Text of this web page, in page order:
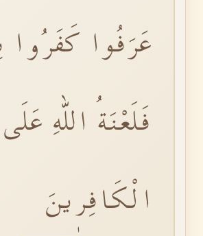
عَرَفُوا كَفَرُوا
فَلَعْنَةُ اللّٰهِ عَلَى
الْكَافِرٖينَ